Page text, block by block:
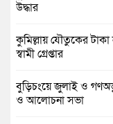
উদ্ধার
কুমিল্লায় যৌতুকের টাকা
স্বামী গ্রেপ্তার
বুড়িচংয়ে জুলাই ও
ও আলোচনা সভা